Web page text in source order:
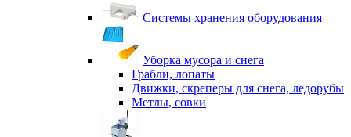
Системы хранения оборудования
Уборка мусора и снега
Грабли, лопаты
Движки, скреперы для снега, ледорубы
Метлы, совки